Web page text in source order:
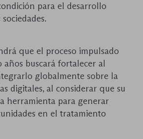
para el desarrollo
que el proceso impulsado
años buscará fortalecer al
globalmente sobre la
digitales, al considerar que su
herramienta para generar
en el tratamiento